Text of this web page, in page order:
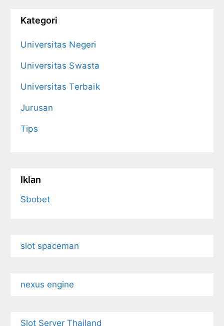
Kategori
Universitas Negeri
Universitas Swasta
Universitas Terbaik
Jurusan
Tips
Iklan
Sbobet
slot spaceman
nexus engine
Slot Server Thailand